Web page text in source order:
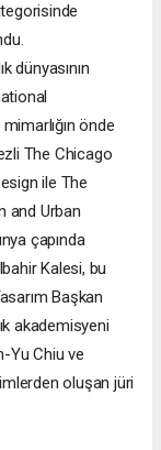
dünyasının
önde
The Chicago
ile The
and Urban
çapında
Kalesi, bu
Başkan
akademisyeni
Yu Chiu ve
oluşan jüri